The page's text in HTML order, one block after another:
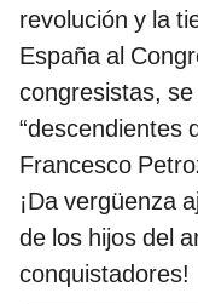
revolución y la
España al
congresistas,
“descendientes
Francesco
¡Da vergüenza
de los hijos del
conquistadores!